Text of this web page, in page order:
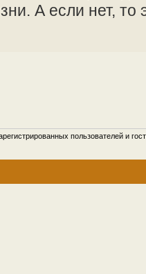
А если нет, то
пользователей и